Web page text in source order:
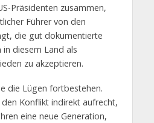
Präsidenten zusammen,
Führer von den
die gut dokumentierte
in diesem Land als
zu akzeptieren.
die Lügen fortbestehen.
Konflikt indirekt aufrecht,
eine neue Generation,